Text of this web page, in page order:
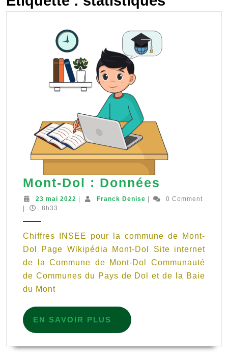
Mont-Dol : Données
Dol
23 mai 2022 23
Franck Denise Franck0 Comment
8h33
Chiffres INSEE pour la commune de Mont-
Dol Page Wikipédia Mont-Dol Site internet
de la Commune de Mont-Dol Communauté
de Communes du Pays de Dol et de la Baie
du Mont
EN SAVOIR PLUS
EN
SAVOIR